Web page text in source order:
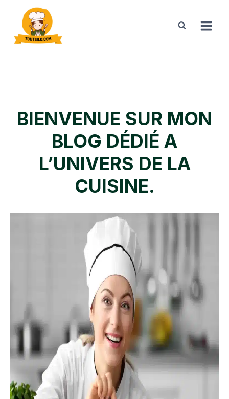
contenu
BIENVENUE SUR MON
BLOG DÉDIÉ A
L’UNIVERS DE LA
CUISINE.